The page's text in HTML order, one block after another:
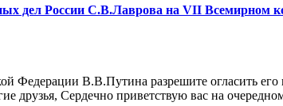
дел России С.В.Лаврова на VII Всемирном
Федерации В.В.Путина разрешите огласить его
Сердечно приветствую вас на